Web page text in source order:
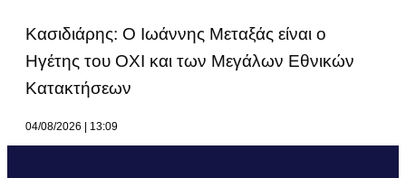
Κασιδιάρης: Ο Ιωάννης Μεταξάς είναι ο
Ηγέτης του ΟΧΙ και των Μεγάλων Εθνικών
Κατακτήσεων
04/08/2026 13:09